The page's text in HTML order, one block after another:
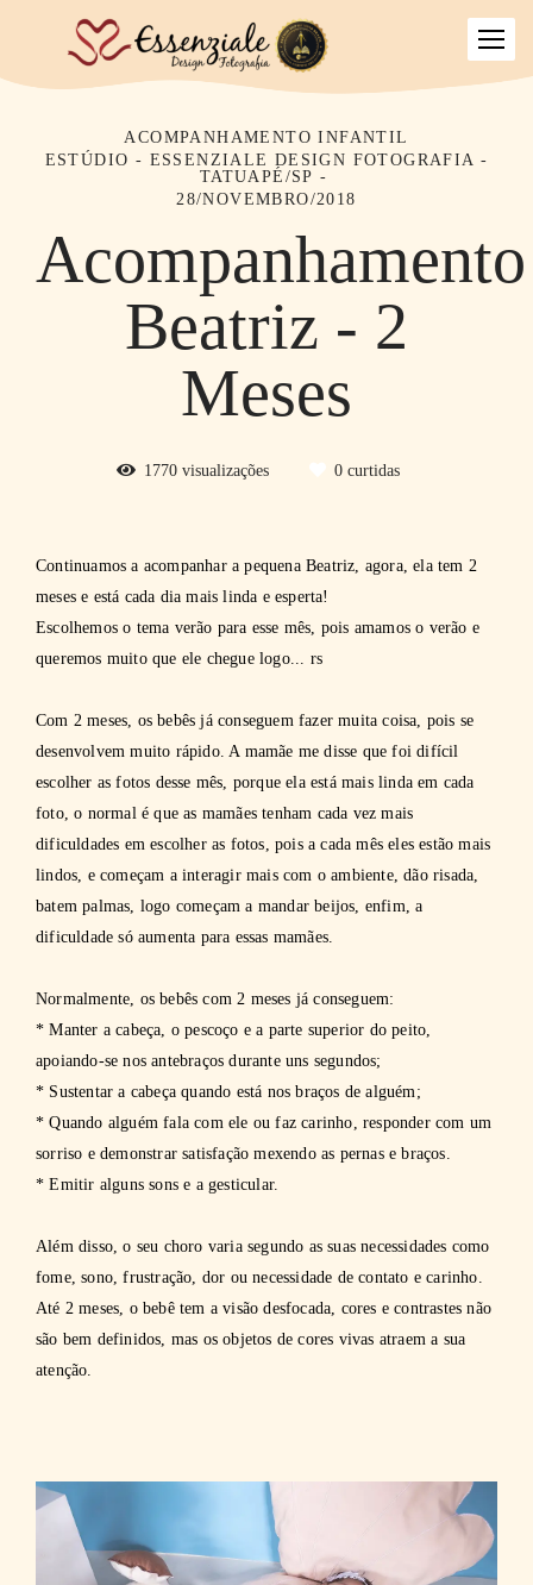
ACOMPANHAMENTO INFANTIL
ESTÚDIO - ESSENZIALE DESIGN FOTOGRAFIA -
TATUAPÉ/SP
28/NOVEMBRO/2018
Acompanhamento
Beatriz - 2
Meses
1770visualizações 0curtidas
Continuamos a acompanhar a pequena Beatriz, agora, ela tem 2
meses e está cada dia mais linda e esperta!
Escolhemos o tema verão para esse mês, pois amamos o verão e
queremos muito que ele chegue logo... rs
Com 2 meses, os bebês já conseguem fazer muita coisa, pois se
desenvolvem muito rápido. A mamãe me disse que foi difícil
escolher as fotos desse mês, porque ela está mais linda em cada
foto, o normal é que as mamães tenham cada vez mais
dificuldades em escolher as fotos, pois a cada mês eles estão mais
lindos, e começam a interagir mais com o ambiente, dão risada,
batem palmas, logo começam a mandar beijos, enfim, a
dificuldade só aumenta para essas mamães.
Normalmente, os bebês com 2 meses já conseguem:
* Manter a cabeça, o pescoço e a parte superior do peito,
apoiando-se nos antebraços durante uns segundos;
* Sustentar a cabeça quando está nos braços de alguém;
* Quando alguém fala com ele ou faz carinho, responder com um
sorriso e demonstrar satisfação mexendo as pernas e braços.
* Emitir alguns sons e a gesticular.
Além disso, o seu choro varia segundo as suas necessidades como
fome, sono, frustração, dor ou necessidade de contato e carinho.
Até 2 meses, o bebê tem a visão desfocada, cores e contrastes não
são bem definidos, mas os objetos de cores vivas atraem a sua
atenção.